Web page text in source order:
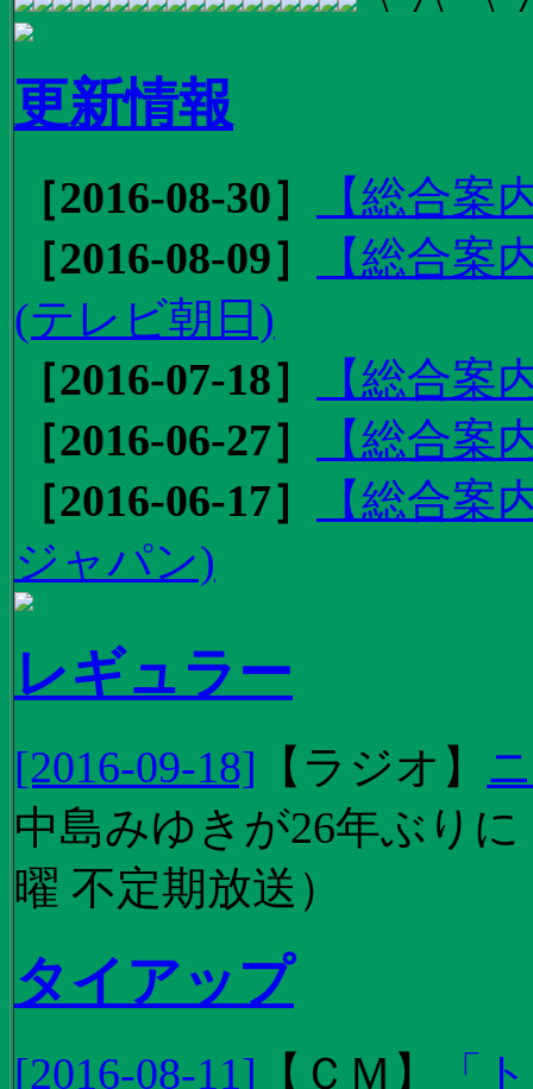
更新情報
［2016-08-30］
【総合
［2016-08-09］
【総合
(テレビ朝日)
［2016-07-18］
【総合案
［2016-06-27］
【総合案
［2016-06-17］
【総合
ジャパン)
レギュラー
[2016-09-18] 【 ラジオ 】
中島みゆきが26年ぶり
曜 不定期放送）
タイアップ
[2016-08-11] 【 ＣＭ 】 「